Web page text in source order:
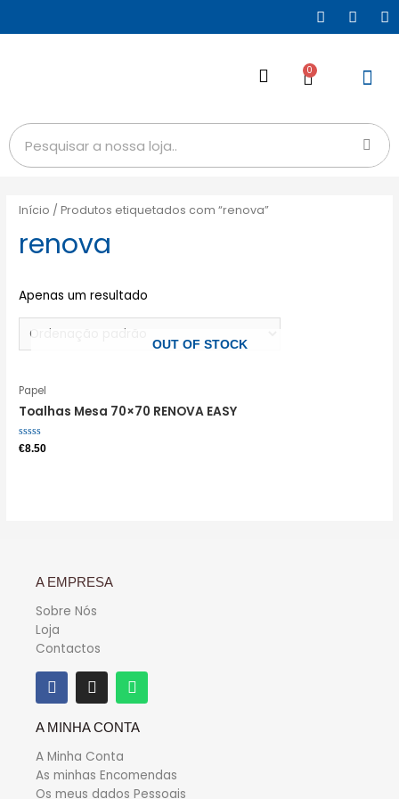
0
Início / Produtos etiquetados com “renova”
renova
Apenas um resultado
OUT OF STOCK
Papel
Toalhas Mesa 70×70 RENOVA EASY
Avaliação
€8.50
A EMPRESA
Sobre Nós
Loja
Contactos
A MINHA CONTA
A Minha Conta
As minhas Encomendas
Os meus dados Pessoais